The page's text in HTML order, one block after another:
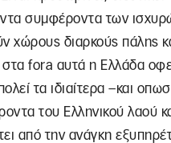
συμφέροντα των
χώρους διαρκούς πάλης
fora αυτά η Ελλάδα
τα ιδιαίτερα –και
του Ελληνικού λαού
από την ανάγκη